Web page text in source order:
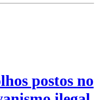
postos no